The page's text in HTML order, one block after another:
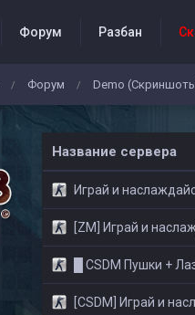
Форум Разбан
События проекта
/ Форум / Demo
Название сервера
Играй и наслаждайся!
[ZM] Играй и наслаждайся!
█ CSDM Пушки + Лазеры |
[CSDM] Играй и